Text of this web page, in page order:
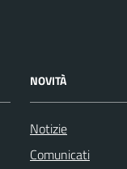
NOVITÀ
Notizie
Comunicati